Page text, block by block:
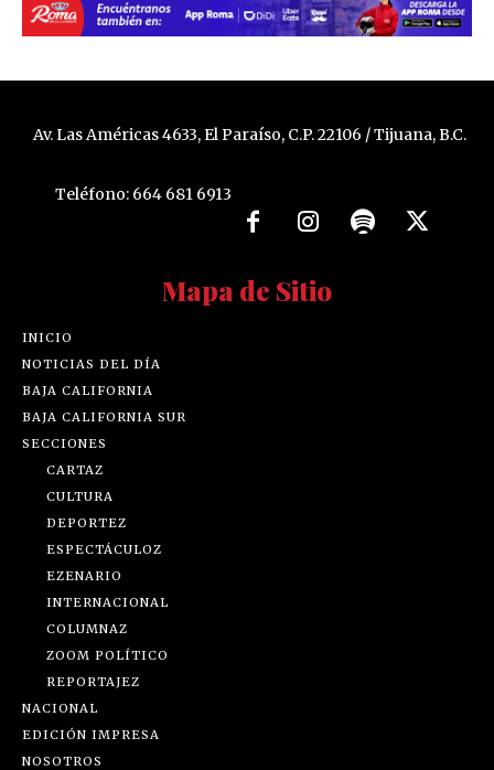
Av. Las Américas 4633, El Paraíso, C.P. 22106 / Tijuana, B.C.
Teléfono: 664 681 6913
Mapa de Sitio
INICIO
NOTICIAS DEL DÍA
BAJA CALIFORNIA
BAJA CALIFORNIA SUR
SECCIONES
CARTAZ
CULTURA
DEPORTEZ
ESPECTÁCULOZ
EZENARIO
INTERNACIONAL
COLUMNAZ
ZOOM POLÍTICO
REPORTAJEZ
NACIONAL
EDICIÓN IMPRESA
NOSOTROS